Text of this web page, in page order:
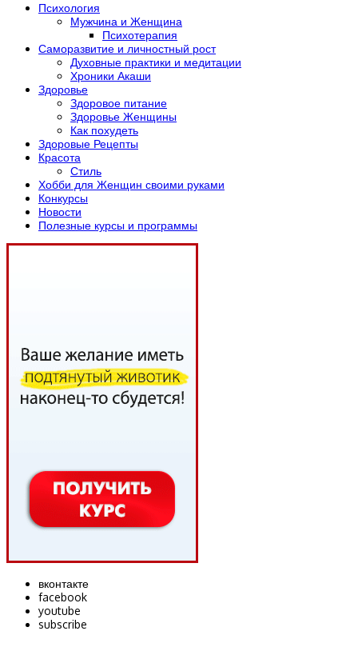
Психология
Мужчина и Женщина
Психотерапия
Саморазвитие и личностный рост
Духовные практики и медитации
Хроники Акаши
Здоровье
Здоровое питание
Здоровье Женщины
Как похудеть
Здоровые Рецепты
Красота
Стиль
Хобби для Женщин своими руками
Конкурсы
Новости
Полезные курсы и программы
вконтакте
facebook
youtube
subscribe